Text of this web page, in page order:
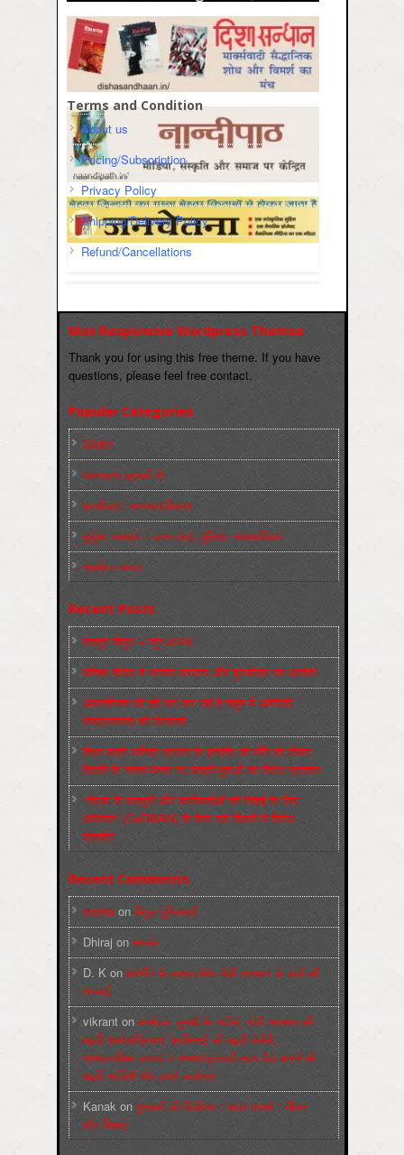
Terms and Condition
About us
Pricing/Subscription
Privacy Policy
Shipping/Delivery Policy
Refund/Cancellations
Max Responsive Wordpress Themse
Thank you for using this free theme. If you have
questions, please feel free contact.
Popular Categories
Slider
कारख़ाना इलाक़ों से
फ़ासीवाद / साम्‍प्रदायिकता
बुर्जुआ जनवाद – दमन तंत्र, पुलिस, न्‍यायपालिका
संघर्षरत जनता
Recent Posts
मज़दूर बिगुल – जून 2026
पश्चिम बंगाल में भाजपा सरकार और बुलडोज़र का आतंक!
अमानवीयता की हदें पार कर रही है क्यूबा में अमेरिकी
साम्राज्यवाद की घेराबन्दी
शिक्षा मंत्री धर्मेन्द्र प्रधान के इस्तीफ़े की माँग को लेकर
दिल्ली के जन्तर-मन्तर पर छात्रों-युवाओं का विरोध प्रदर्शन
‘नोएडा के मज़दूरों और कार्यकर्ताओं की रिहाई के लिए
अभियान’ (CaRWAN) के बैनर तले दिल्ली में विरोध
प्रदर्शन
Recent Comments
sneha on बिगुल पुस्तिकाएँ
Dhiraj on सम्पर्क
D. K on कश्मीर के हालात और मोदी सरकार के दावों की
सच्चाई
vikrant onकर्नाटक चुनावों के नतीजे, मोदी सरकार की
बढ़ती अलोकप्रियता, फ़ासिस्टों की बढ़ती बेचैनी,
साम्प्रदायिक उन्माद व अन्धराष्ट्रवादी लहर पैदा करने की
बढ़ती साज़िशें और हमारे कार्यभार
Kanak onपुस्‍तकों की पीडीएफ : कार्ल मार्क्‍स : जीवन
और शिक्षाएं